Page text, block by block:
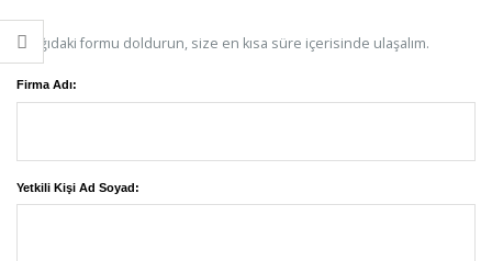
Aşağıdaki formu doldurun, size en kısa süre içerisinde ulaşalım.
Firma Adı:
Yetkili Kişi Ad Soyad: